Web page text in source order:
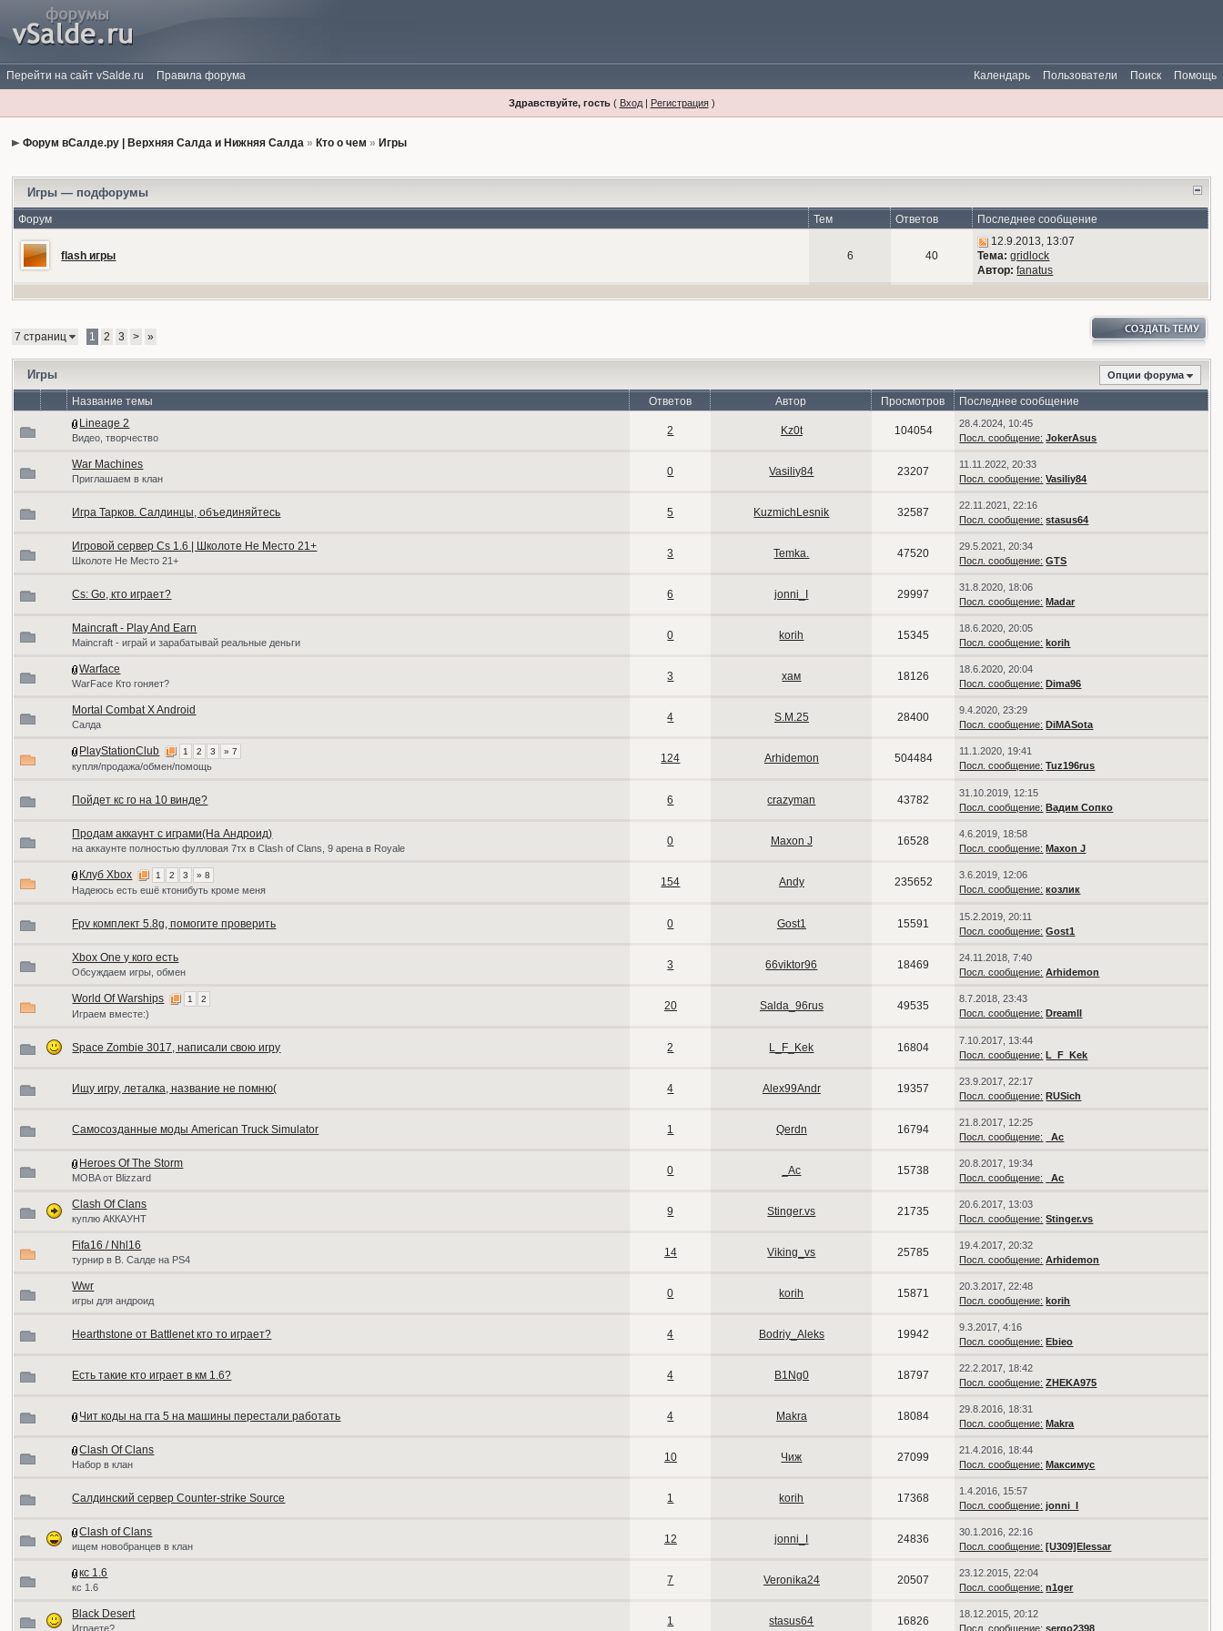
Перейти на сайт vSalde.ru Правила форума Помощь
Поиск
Пользователи
Календарь
Здравствуйте, гость( Вход| Регистрация)
Форум вСалде.ру | Верхняя Салда и Нижняя Салда » Кто о чем » Игры
Игры — подфорумы
Форум Тем Ответов Последнее сообщение
flash игры 6 40
12.9.2013, 13:07
Тема: gridlock
Автор: fanatus
7 страниц 1 2 3 > »
Игры Опции форума
Название темы Ответов Автор Просмотров
Последнее сообщение
Lineage 2
Видео, творчество
2 Kz0t 104054
28.4.2024, 10:45
Посл. сообщение: JokerAsus
War Machines
Приглашаем в клан
0 Vasiliy84 23207
11.11.2022, 20:33
Посл. сообщение: Vasiliy84
Игра Тарков. Салдинцы, объединяйтесь 5 KuzmichLesnik 32587
22.11.2021, 22:16
Посл. сообщение: stasus64
Игровой сервер Cs 1.6 | Школоте Не Место 21+
Школоте Не Место 21+
3 Temka. 47520
29.5.2021, 20:34
Посл. сообщение: GTS
Cs: Go, кто играет? 6 jonni_I 29997
31.8.2020, 18:06
Посл. сообщение: Madar
Maincraft - Play And Earn
Maincraft - играй и зарабатывай реальные деньги
0 korih 15345
18.6.2020, 20:05
Посл. сообщение: korih
Warface
WarFace Кто гоняет?
3 хам 18126
18.6.2020, 20:04
Посл. сообщение: Dima96
Mortal Combat X Android
Салда
4 S.M.25 28400
9.4.2020, 23:29
Посл. сообщение: DiMASota
PlayStationClub 1 2 3 » 7
купля/продажа/обмен/помощь
124 Arhidemon 504484
11.1.2020, 19:41
Посл. сообщение: Tuz196rus
Пойдет кс го на 10 винде? 6 crazyman 43782
31.10.2019, 12:15
Посл. сообщение: Вадим Сопко
Продам аккаунт с играми(На Андроид)
на аккаунте полностью фулловая 7тх в Clash of Clans, 9 арена в Royale
0 Maxon J 16528
4.6.2019, 18:58
Посл. сообщение: Maxon J
Клуб Xbox 1 2 3 » 8
Надеюсь есть ешё ктонибуть кроме меня
154 Andy 235652
3.6.2019, 12:06
Посл. сообщение: козлик
Fpv комплект 5.8g, помогите проверить 0 Gost1 15591
15.2.2019, 20:11
Посл. сообщение: Gost1
Xbox One у кого есть
Обсуждаем игры, обмен
3 66viktor96 18469
24.11.2018, 7:40
Посл. сообщение: Arhidemon
World Of Warships 1 2
Играем вместе:)
20 Salda_96rus 49535
8.7.2018, 23:43
Посл. сообщение: DreamlI
Space Zombie 3017, написали свою игру 2 L_F_Kek 16804
7.10.2017, 13:44
Посл. сообщение: L_F_Kek
Ищу игру, леталка, название не помню( 4 Alex99Andr 19357
23.9.2017, 22:17
Посл. сообщение: RUSich
Самосозданные моды American Truck Simulator 1 Qerdn 16794
21.8.2017, 12:25
Посл. сообщение:
_Ac
Heroes Of The Storm
MOBA от Blizzard
0 _Ac 15738
20.8.2017, 19:34
Посл. сообщение:
_Ac
Clash Of Clans
куплю АККАУНТ
9 Stinger.vs 21735
20.6.2017, 13:03
Посл. сообщение: Stinger.vs
Fifa16 / Nhl16
турнир в В. Салде на PS4
14 Viking_vs 25785
19.4.2017, 20:32
Посл. сообщение: Arhidemon
Wwr
игры для андроид
0 korih 15871
20.3.2017, 22:48
Посл. сообщение: korih
Hearthstone от Battlenet кто то играет? 4 Bodriy_Aleks 19942
9.3.2017, 4:16
Посл. сообщение: Ebieo
Есть такие кто играет в км 1.6? 4 B1Ng0 18797
22.2.2017, 18:42
Посл. сообщение: ZHEKA975
Чит коды на гта 5 на машины перестали работать 4 Makra 18084
29.8.2016, 18:31
Посл. сообщение: Makra
Clash Of Clans
Набор в клан
10 Чиж 27099
21.4.2016, 18:44
Посл. сообщение: Максимус
Салдинский сервер Counter-strike Source 1 korih 17368
1.4.2016, 15:57
Посл. сообщение: jonni_I
Clash of Clans
ищем новобранцев в клан
12 jonni_I 24836
30.1.2016, 22:16
Посл. сообщение: [U309]Elessar
кс 1.6
кс 1.6
7 Veronika24 20507
23.12.2015, 22:04
Посл. сообщение: n1ger
Black Desert
Играете?
1 stasus64 16826
18.12.2015, 20:12
Посл. сообщение: sergo2398